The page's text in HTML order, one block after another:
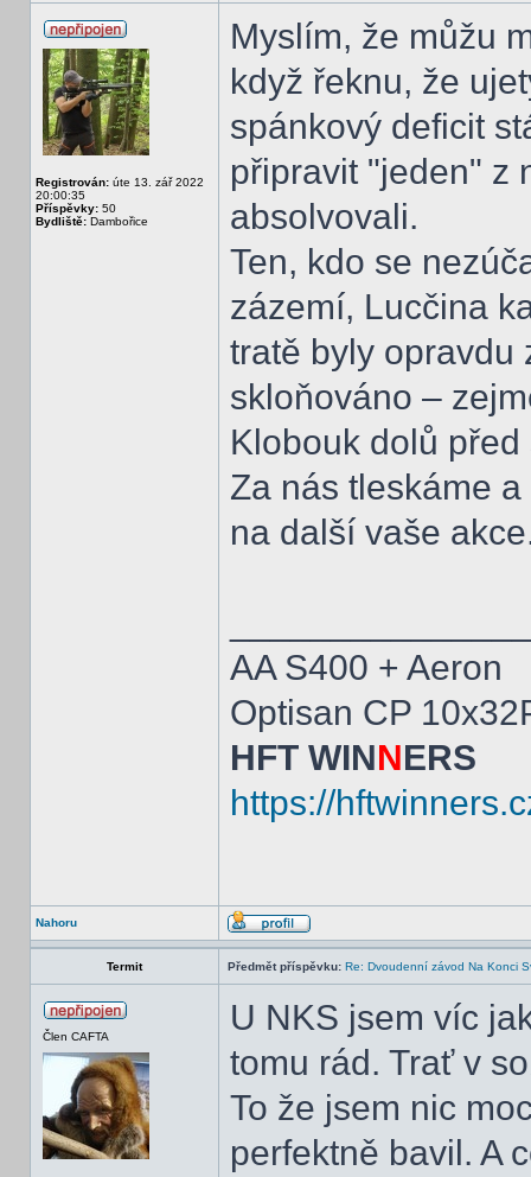
Registrován: úte 13. zář 2022
20:00:35
Příspěvky: 50
Bydliště: Dambořice
Myslím, že můžu
když řeknu, že
spánkový deficit
připravit "jeden" z
absolvovali.
Ten, kdo se
zázemí, Lucčina
tratě byly opravdu
skloňováno –
Klobouk dolů před
Za nás tleskáme
na další vaše
AA S400 + Aeron
Optisan CP
HFT WINNERS
https://
Nahoru
Termit Předmět příspěvku: Re: Dvoudenní závod Na Konci
Člen CAFTA
U NKS jsem víc
tomu rád. Trať v
To že jsem nic
perfektně bavil. A